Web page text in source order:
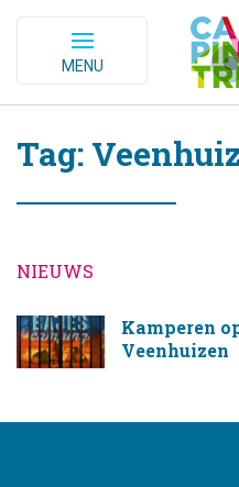
MENU
Tag:
NIEUWS
Kamperen
Veenhuizen